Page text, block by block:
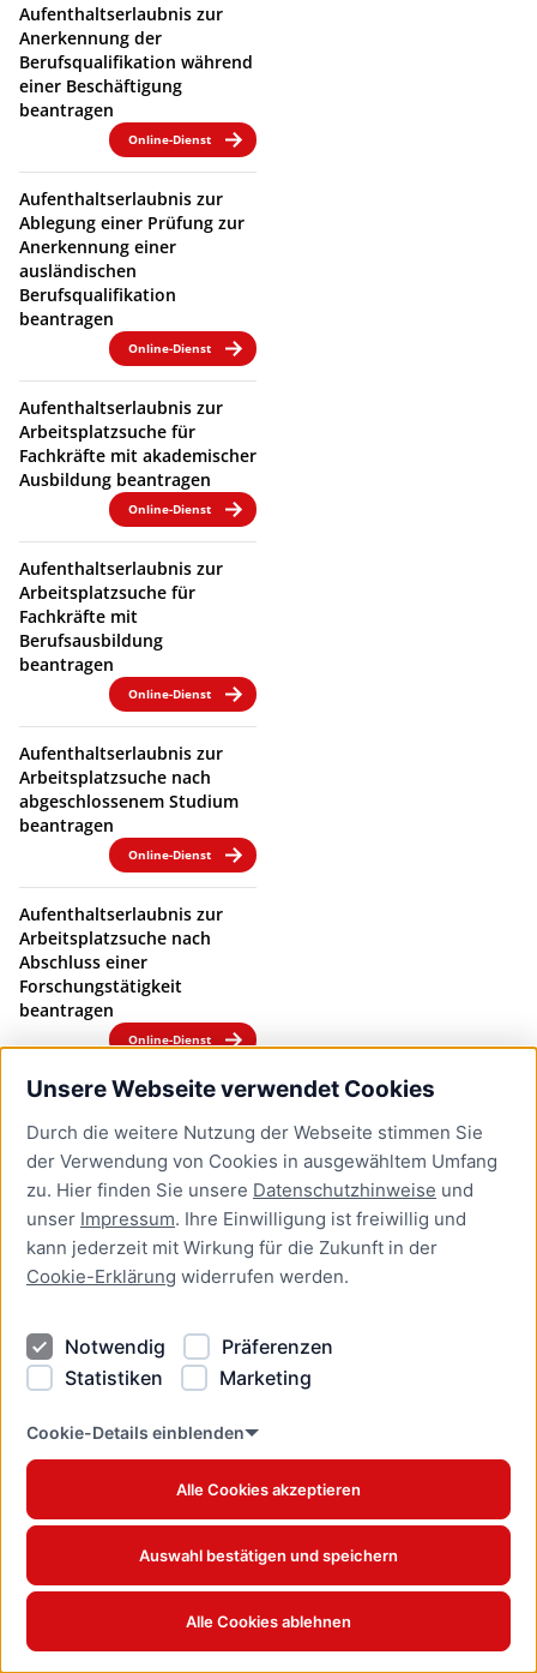
Unsere Webseite verwendet Cookies
Durch die weitere Nutzung der Webseite stimmen Sie
der Verwendung von Cookies in ausgewähltem Umfang
zu. Hier finden Sie unsere Datenschutzhinweise und
unser Impressum. Ihre Einwilligung ist freiwillig und
kann jederzeit mit Wirkung für die Zukunft in der
Cookie-Erklärung widerrufen werden.
Notwendig
Präferenzen
Statistiken
Marketing
Cookie-Details einblenden
Alle Cookies akzeptieren
Auswahl bestätigen und speichern
Alle Cookies ablehnen
Aufenthaltserlaubnis zur
Anerkennung der
Berufsqualifikation während
einer Beschäftigung
beantragen
Online-Dienst
Aufenthaltserlaubnis zur
Ablegung einer Prüfung zur
Anerkennung einer
ausländischen
Berufsqualifikation
beantragen
Online-Dienst
Aufenthaltserlaubnis zur
Arbeitsplatzsuche für
Fachkräfte mit akademischer
Ausbildung beantragen
Online-Dienst
Aufenthaltserlaubnis zur
Arbeitsplatzsuche für
Fachkräfte mit
Berufsausbildung
beantragen
Online-Dienst
Aufenthaltserlaubnis zur
Arbeitsplatzsuche nach
abgeschlossenem Studium
beantragen
Online-Dienst
Aufenthaltserlaubnis zur
Arbeitsplatzsuche nach
Abschluss einer
Forschungstätigkeit
beantragen
Online-Dienst
Aufenthaltserlaubnis zur
Arbeitsplatzsuche nach
Anerkennung ausländischer
Berufsqualifikationen
beantragen
Online-Dienst
Aufenthaltserlaubnis zur
Beschäftigung als Beamter
bei einem deutschen
Dienstherrn beantragen
Aufenthaltserlaubnis zur
Beschäftigung in einem
Beamtenverhältnis bei
einem deutschen
Dienstherrn verlängern
Online-Dienst